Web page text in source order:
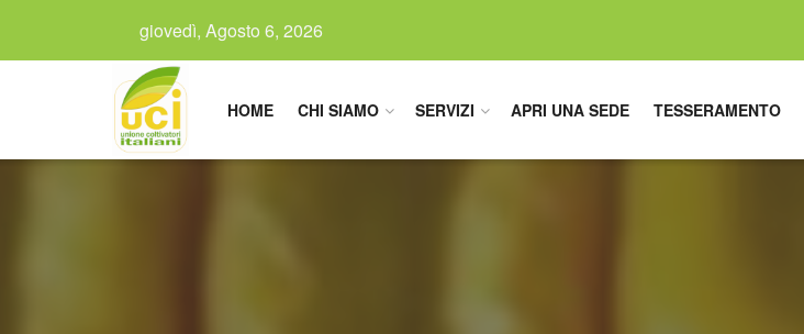
giovedì, Agosto 6, 2026
HOME CHI SIAMO SERVIZI APRI UNA SEDE TESSERAMENTO